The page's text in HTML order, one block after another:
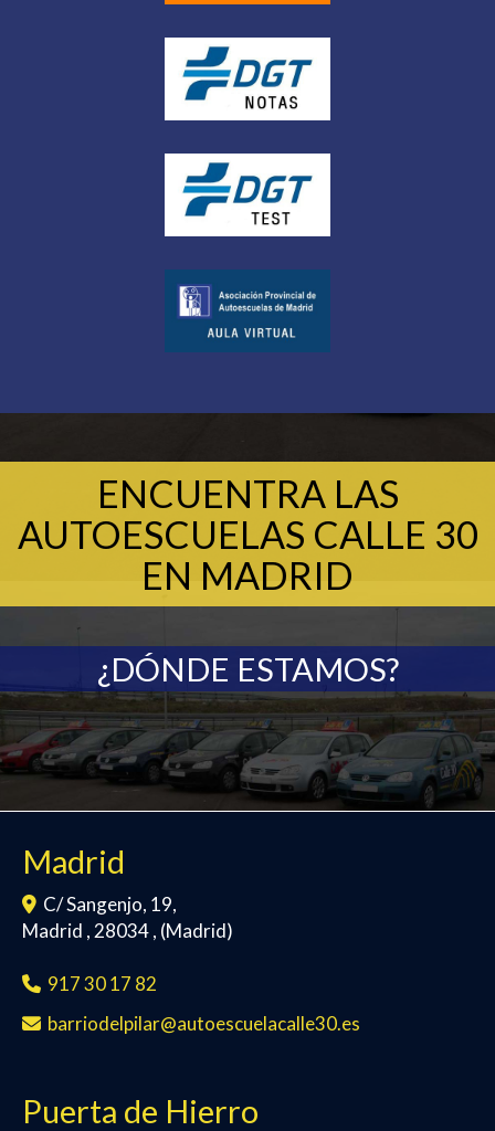
ENCUENTRA LAS
AUTOESCUELAS CALLE 30
EN MADRID
¿DÓNDE ESTAMOS?
Madrid
C/ Sangenjo, 19,
Madrid , 28034, (Madrid)
917 30 17 82
barriodelpilar
autoescuelacalle30.es
Puerta de Hierro